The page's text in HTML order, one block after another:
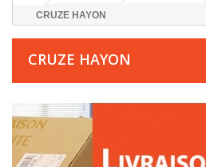
CRUZE HAYON
CRUZE HAYON